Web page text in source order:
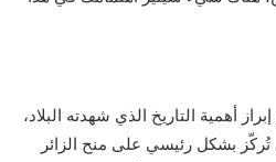
أهمية التاريخ الذي شهدته البلاد،
بشكل رئيسي على منح الزائر